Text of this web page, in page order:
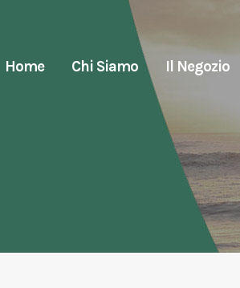
Home Chi Siamo Il Negozio